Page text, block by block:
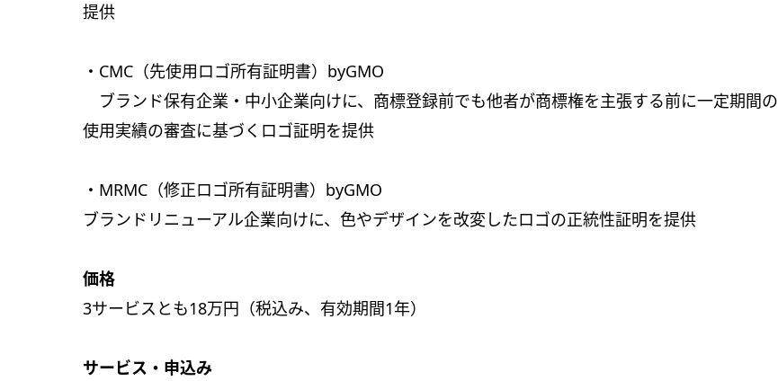
提供
・CMC（先使用ロゴ所有証明書）byGMO
ブランド保有企業・中小企業向けに、商標登録前でも他者が商標権を主張する前に一定期間の
使用実績の審査に基づくロゴ証明を提供
・MRMC（修正ロゴ所有証明書）byGMO
ブランドリニューアル企業向けに、色やデザインを改変したロゴの正統性証明を提供
価格
3サービスとも18万円（税込み、有効期間1年）
サービス・申込み